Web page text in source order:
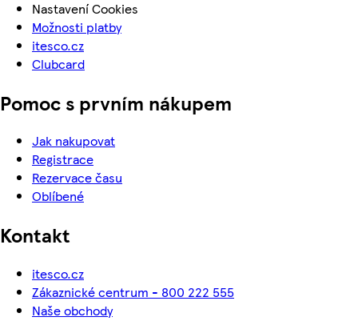
Nastavení Cookies
Možnosti platby
itesco.cz
Clubcard
Pomoc s prvním nákupem
Jak nakupovat
Registrace
Rezervace času
Oblíbené
Kontakt
itesco.cz
Zákaznické centrum - 800 222 555
Naše obchody